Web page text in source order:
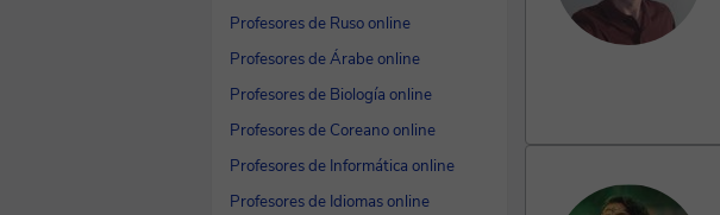
Profesores de Ruso online
Profesores de Árabe online
Profesores de Biología online
Profesores de Coreano online
Profesores de Informática online
Profesores de Idiomas online